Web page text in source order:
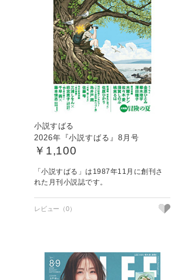
小説すばる
2026年『小説すばる』8月号
￥1,100
「小説すばる」は1987年11月に創刊さ
れた月刊小説誌です。